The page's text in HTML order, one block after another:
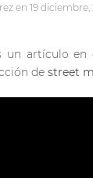
en 19 diciembre,
un artículo
de street